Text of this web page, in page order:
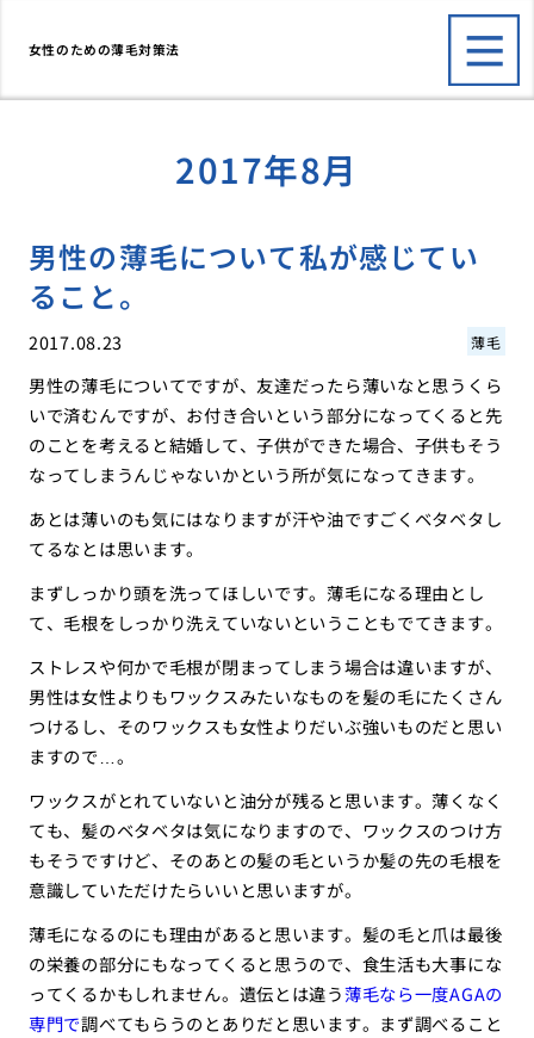
女性のための薄毛対策法
2017年8月
男性の薄毛について私が感じてい
ること。
2017.08.23 薄毛
男性の薄毛についてですが、友達だったら薄いなと思うくら
いで済むんですが、お付き合いという部分になってくると先
のことを考えると結婚して、子供ができた場合、子供もそう
なってしまうんじゃないかという所が気になってきます。
あとは薄いのも気にはなりますが汗や油ですごくベタベタし
てるなとは思います。
まずしっかり頭を洗ってほしいです。薄毛になる理由とし
て、毛根をしっかり洗えていないということもでてきます。
ストレスや何かで毛根が閉まってしまう場合は違いますが、
男性は女性よりもワックスみたいなものを髪の毛にたくさん
つけるし、そのワックスも女性よりだいぶ強いものだと思い
ますので…。
ワックスがとれていないと油分が残ると思います。薄くなく
ても、髪のベタベタは気になりますので、ワックスのつけ方
もそうですけど、そのあとの髪の毛というか髪の先の毛根を
意識していただけたらいいと思いますが。
薄毛になるのにも理由があると思います。髪の毛と爪は最後
の栄養の部分にもなってくると思うので、食生活も大事にな
ってくるかもしれません。遺伝とは違う薄毛なら一度AGAの
専門で調べてもらうのとありだと思います。まず調べること